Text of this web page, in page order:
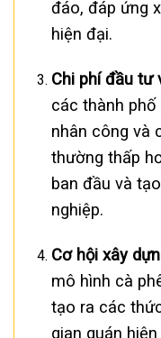
đáo, đáp ứng
hiện đại.
Chi phí đầu tư
các thành phố
nhân công và
thường thấp
ban đầu và
nghiệp.
Cơ hội xây
mô hình cà
tạo ra các
gian quán